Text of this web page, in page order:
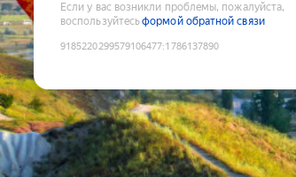
Если у вас возникли проблемы, пожалуйста,
воспользуйтесьформой обратной связи
9185220299579106477:1786137890